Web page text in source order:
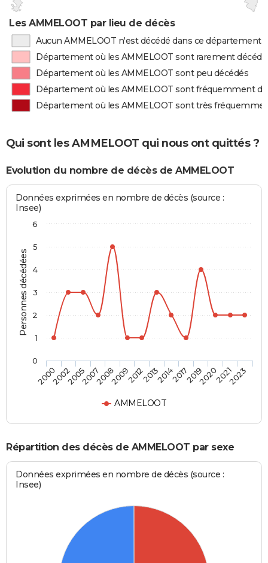
Les AMMELOOT par lieu de décès
Aucun AMMELOOT n'est décédé dans ce département
Département où les AMMELOOT sont rarement
Département où les AMMELOOT sont peu décédés
Département où les AMMELOOT sont fréquemment
Département où les AMMELOOT sont très
Qui sont les AMMELOOT qui nous ont quittés ?
Evolution du nombre de décès de AMMELOOT
Personnes décédées
Données exprimées en nombre de décès (source :
Insee)
AMMELOOT
20002002200520072008200920122013201420172019202020212023
0
1
2
3
4
5
6
Répartition des décès de AMMELOOT par sexe
Données exprimées en nombre de décès (source :
Insee)